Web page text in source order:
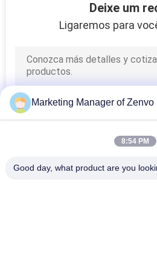
Máquina do
da grão
Máquina do
de arroz
Deixe um
Ligaremos para
Marketing Manager of Zenvo
8:54 PM
Good day, what product are you